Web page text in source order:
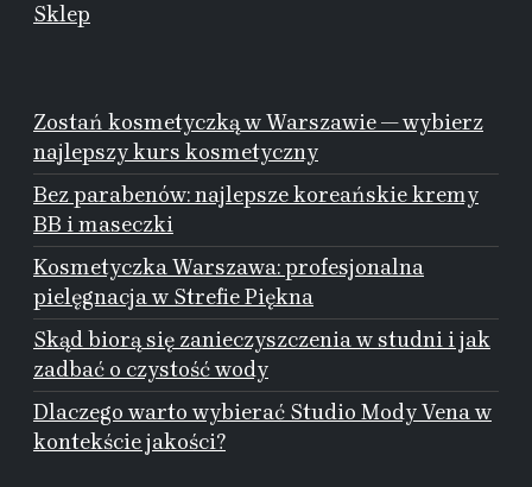
Sklep
Zostań kosmetyczką w Warszawie — wybierz
najlepszy kurs kosmetyczny
Bez parabenów: najlepsze koreańskie kremy
BB i maseczki
Kosmetyczka Warszawa: profesjonalna
pielęgnacja w Strefie Piękna
Skąd biorą się zanieczyszczenia w studni i jak
zadbać o czystość wody
Dlaczego warto wybierać Studio Mody Vena w
kontekście jakości?